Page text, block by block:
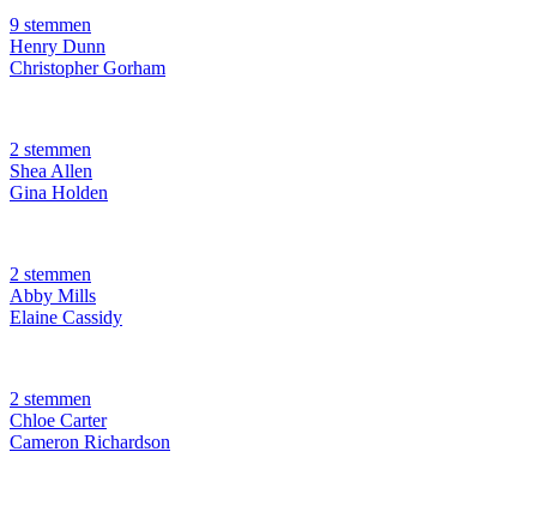
9 stemmen
Henry Dunn
Christopher Gorham
2 stemmen
Shea Allen
Gina Holden
2 stemmen
Abby Mills
Elaine Cassidy
2 stemmen
Chloe Carter
Cameron Richardson